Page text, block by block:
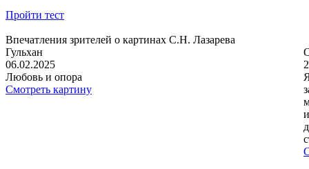
Пройти тест
Впечатления зрителей о картинах С.Н. Лазарева
Гульхан
06.02.2025
Любовь и опора
Смотреть картину